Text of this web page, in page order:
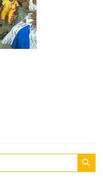
Search